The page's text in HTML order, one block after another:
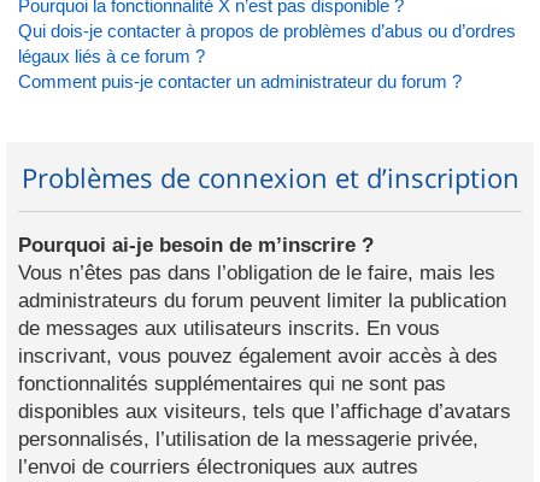
Pourquoi la fonctionnalité X n’est pas disponible ?
Qui dois-je contacter à propos de problèmes d’abus ou d’ordres
légaux liés à ce forum ?
Comment puis-je contacter un administrateur du forum ?
Problèmes de connexion et d’inscription
Pourquoi ai-je besoin de m’inscrire ?
Vous n’êtes pas dans l’obligation de le faire, mais les
administrateurs du forum peuvent limiter la publication
de messages aux utilisateurs inscrits. En vous
inscrivant, vous pouvez également avoir accès à des
fonctionnalités supplémentaires qui ne sont pas
disponibles aux visiteurs, tels que l’affichage d’avatars
personnalisés, l’utilisation de la messagerie privée,
l’envoi de courriers électroniques aux autres